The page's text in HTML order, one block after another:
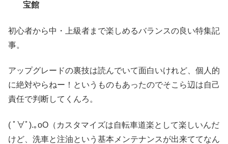
宝館
初心者から中・上級者まで楽しめるバランスの良い特集記
事。
アップグレードの裏技は読んでいて面白いけれど、個人的
に絶対やらねー！というものもあったのでそこら辺は自己
責任で判断してくんろ。
( ﾟ∀ﾟ).｡oO（カスタマイズは自転車道楽として楽しいんだ
けど、洗車と注油という基本メンテナンスが出来ててなん